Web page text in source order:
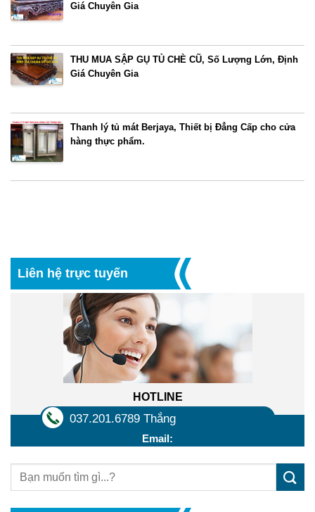
Liên hệ trực tuyến
HOTLINE
037.201.6789 Thắng
Email:
Giá Chuyên Gia
THU MUA SẬP GỤ TỦ CHÈ CŨ, Số Lượng Lớn, Định
Giá Chuyên Gia
Thanh lý tủ mát Berjaya, Thiết bị Đẳng Cấp cho cửa
hàng thực phẩm.